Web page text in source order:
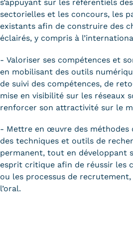
s’appuyant sur les référentiels
sectorielles et les concours, les
existants afin de construire des
éclairés, y compris à
- Valoriser ses compétences et
en mobilisant des outils
de suivi des compétences, de
mise en visibilité sur les réseaux
renforcer son attractivité sur le
- Mettre en œuvre des méthodes
des techniques et outils de
permanent, tout en développant
esprit critique afin de réussir les
ou les processus de recrutement,
l’oral.